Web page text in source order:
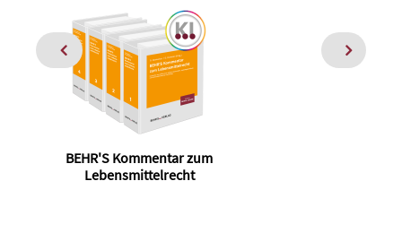
BEHR'S Kommentar zum
Lebensmittelrecht